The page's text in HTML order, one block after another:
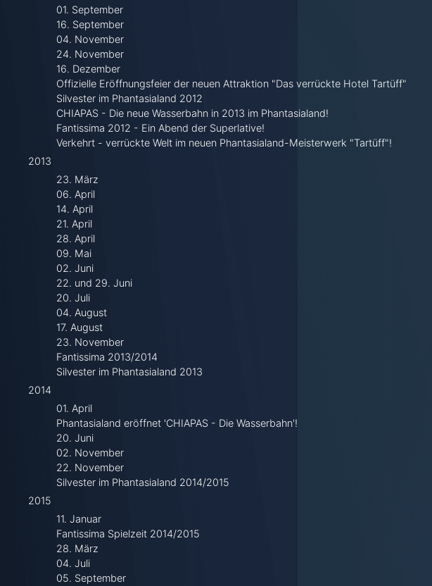
01. September
16. September
04. November
24. November
16. Dezember
Offizielle Eröffnungsfeier der neuen Attraktion "Das verrückte Hotel Tartüff"
Silvester im Phantasialand 2012
CHIAPAS - Die neue Wasserbahn in 2013 im Phantasialand!
Fantissima 2012 - Ein Abend der Superlative!
Verkehrt - verrückte Welt im neuen Phantasialand-Meisterwerk "Tartüff"!
2013
23. März
06. April
14. April
21. April
28. April
09. Mai
02. Juni
22. und 29. Juni
20. Juli
04. August
17. August
23. November
Fantissima 2013/2014
Silvester im Phantasialand 2013
2014
01. April
Phantasialand eröffnet 'CHIAPAS - Die Wasserbahn'!
20. Juni
02. November
22. November
Silvester im Phantasialand 2014/2015
2015
11. Januar
Fantissima Spielzeit 2014/2015
28. März
04. Juli
05. September